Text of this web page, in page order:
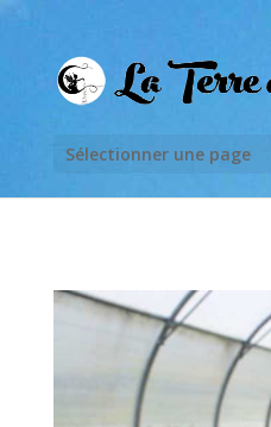
Sélectionner une page